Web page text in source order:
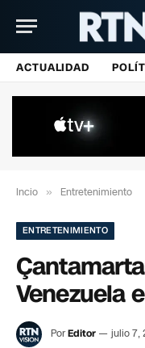
ACTUALIDAD
Incio » Entretenimiento
ENTRETENIMIENTO
Venezuela
PorEditor julio 7,